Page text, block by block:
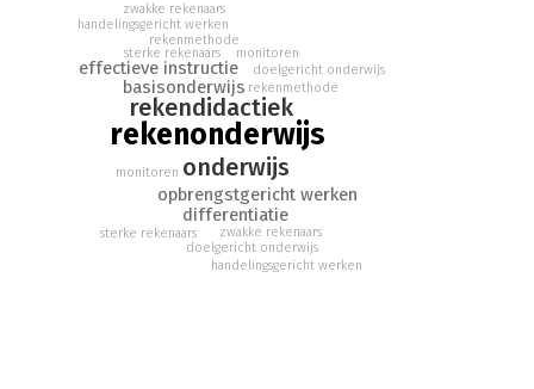
referentieniveaus en het ERWD-protocol komen aan de orde.
rekenonderwijs
onderwijs
rekendidactiek
basisonderwijs
opbrengstgericht werken
differentiatie
effectieve instructie
sterke rekenaars
rekenmethode
zwakke rekenaars
monitoren
doelgericht onderwijs
handelingsgericht werken
sterke rekenaars
rekenmethode
zwakke rekenaars
monitoren
doelgericht onderwijs
handelingsgericht werken